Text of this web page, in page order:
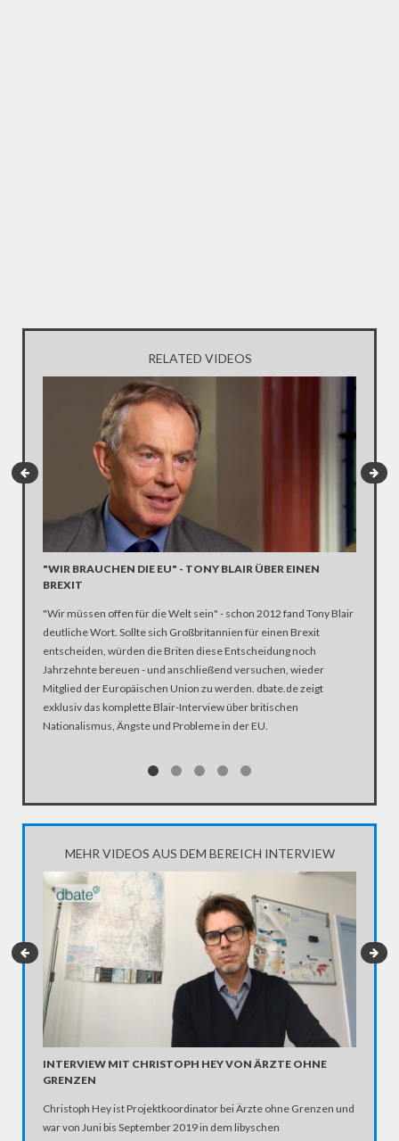
RELATED VIDEOS
"WIR BRAUCHEN DIE EU" - TONY BLAIR ÜBER EINEN
BREXIT
"Wir müssen offen für die Welt sein" - schon 2012 fand Tony Blair
deutliche Wort. Sollte sich Großbritannien für einen Brexit
entscheiden, würden die Briten diese Entscheidung noch
Jahrzehnte bereuen - und anschließend versuchen, wieder
Mitglied der Europäischen Union zu werden. dbate.de zeigt
exklusiv das komplette Blair-Interview über britischen
Nationalismus, Ängste und Probleme in der EU.
MEHR VIDEOS AUS DEM BEREICH INTERVIEW
INTERVIEW MIT CHRISTOPH HEY VON ÄRZTE OHNE
GRENZEN
Christoph Hey ist Projektkoordinator bei Ärzte ohne Grenzen und
war von Juni bis September 2019 in dem libyschen